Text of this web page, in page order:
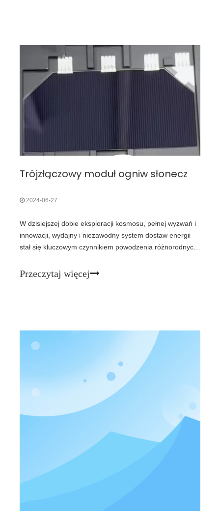
2024-06-27
W dzisiejszej dobie eksploracji kosmosu, pełnej wyzwań i
innowacji, wydajny i niezawodny system dostaw energii
stał się kluczowym czynnikiem powodzenia różnorodnych
złączem GaAs na bazie arsenku galu, charakteryzujący
Przeczytaj więcej